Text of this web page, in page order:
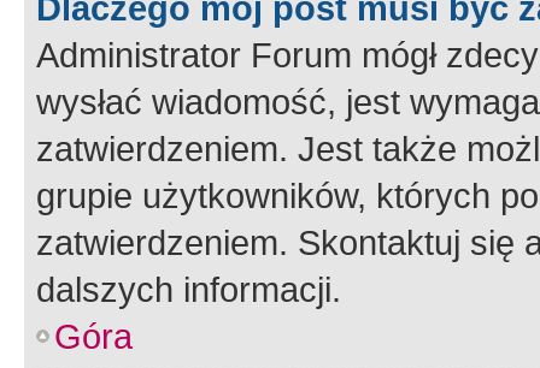
Administrator Forum mógł
wysłać wiadomość, jest
zatwierdzeniem. Jest także
grupie użytkowników, których
zatwierdzeniem. Skontaktuj się
dalszych informacji.
Góra